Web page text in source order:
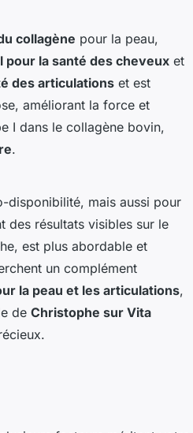
collagène pour la peau,
pour la santé des cheveux et
des articulations et est
améliorant la force et
I dans le collagène bovin,
.
disponibilité, mais aussi pour
des résultats visibles sur le
est plus abordable et
un complément
la peau et les articulations,
de Christophe sur Vita